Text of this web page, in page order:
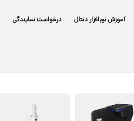
آموزش نرم‌افزار دنتال درخواست نمایندگی